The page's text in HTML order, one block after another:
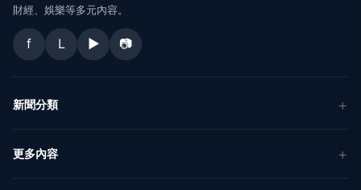
財經、娛樂等多元內容。
f L ▶ 📷
新聞分類
更多內容